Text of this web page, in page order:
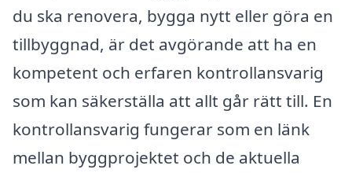
du ska renovera, bygga nytt eller göra en
tillbyggnad, är det avgörande att ha en
kompetent och erfaren kontrollansvarig
som kan säkerställa att allt går rätt till. En
kontrollansvarig fungerar som en länk
mellan byggprojektet och de aktuella